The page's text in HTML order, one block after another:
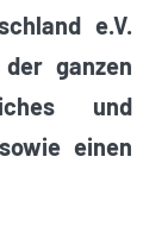
e.V.
ganzen
und
einen